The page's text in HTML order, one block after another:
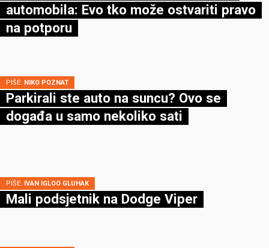
automobila: Evo tko može ostvariti pravo
na potporu
PIŠE: NIKO POZNAT
Parkirali ste auto na suncu? Ovo se
događa u samo nekoliko sati
PIŠE: IVAN IGLOO GLUHAK
Mali podsjetnik na Dodge Viper